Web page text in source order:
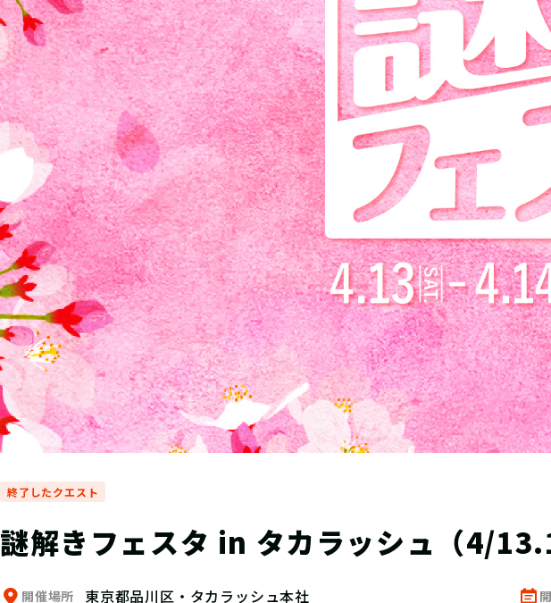
終了したクエスト
謎解きフェスタ in タカラッシュ（4/
開催場所 東京都品川区・タカラッシュ本社